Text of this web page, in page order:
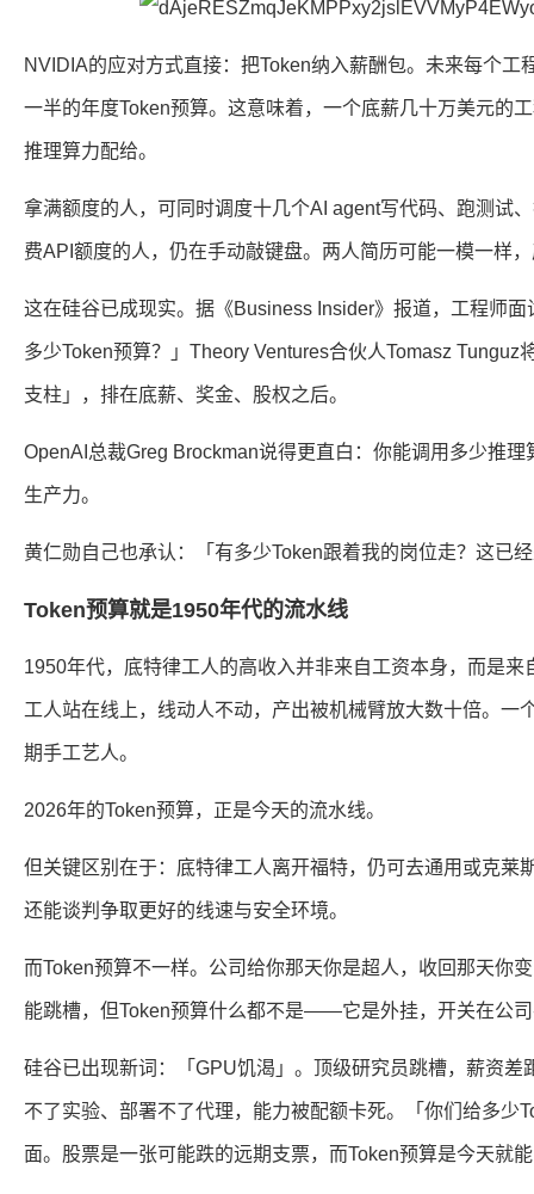
NVIDIA的应对方式直接：把Token纳入薪酬包。未来每个工
一半的年度Token预算。这意味着，一个底薪几十万美元的
推理算力配给。
拿满额度的人，可同时调度十几个AI agent写代码、跑测试
费API额度的人，仍在手动敲键盘。两人简历可能一模一样
这在硅谷已成现实。据《Business Insider》报道，工程师
多少Token预算？」Theory Ventures合伙人Tomasz Tunguz
支柱」，排在底薪、奖金、股权之后。
OpenAI总裁Greg Brockman说得更直白：你能调用多少推
生产力。
黄仁勋自己也承认：「有多少Token跟着我的岗位走？这已
Token预算就是1950年代的流水线
1950年代，底特律工人的高收入并非来自工资本身，而是来
工人站在线上，线动人不动，产出被机械臂放大数十倍。一
期手工艺人。
2026年的Token预算，正是今天的流水线。
但关键区别在于：底特律工人离开福特，仍可去通用或克莱
还能谈判争取更好的线速与安全环境。
而Token预算不一样。公司给你那天你是超人，收回那天你
能跳槽，但Token预算什么都不是——它是外挂，开关在公
硅谷已出现新词：「GPU饥渴」。顶级研究员跳槽，薪资差
不了实验、部署不了代理，能力被配额卡死。「你们给多少
面。股票是一张可能跌的远期支票，而Token预算是今天就